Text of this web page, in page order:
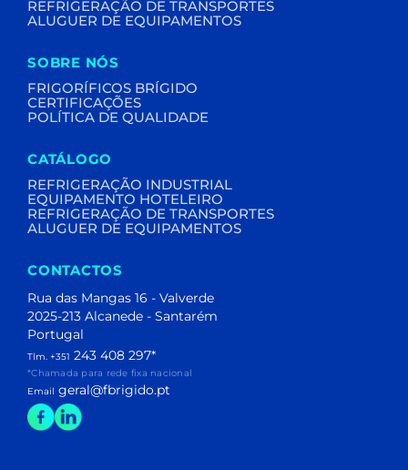
REFRIGERAÇÃO DE TRANSPORTES
ALUGUER DE EQUIPAMENTOS
SOBRE NÓS
FRIGORÍFICOS BRÍGIDO
CERTIFICAÇÕES
POLÍTICA DE QUALIDADE
CATÁLOGO
REFRIGERAÇÃO INDUSTRIAL
EQUIPAMENTO HOTELEIRO
REFRIGERAÇÃO DE TRANSPORTES
ALUGUER DE EQUIPAMENTOS
CONTACTOS
Rua das Mangas 16 - Valverde
2025-213 Alcanede - Santarém
Portugal
Tlm. +351 243 408 297*
*Chamada para rede fixa nacional
Email geral@fbrigido.pt